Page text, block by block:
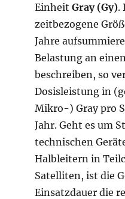
EinheitGray (Gy).
zeitbezogene
Jahre
Belastung an
beschreiben, so
Dosisleistung in
Mikro-) Gray pro
Jahr. Geht es um
technischen
Halbleitern in
Satelliten, ist die
Einsatzdauer die